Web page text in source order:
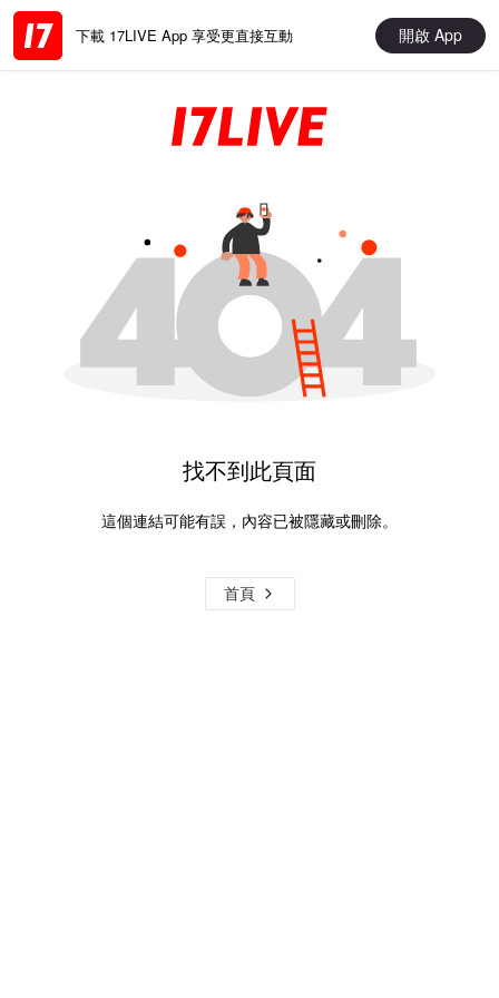
下載 17LIVE App 享受更直接互動 開啟 App
找不到此頁面
這個連結可能有誤，內容已被隱藏或刪除。
首頁